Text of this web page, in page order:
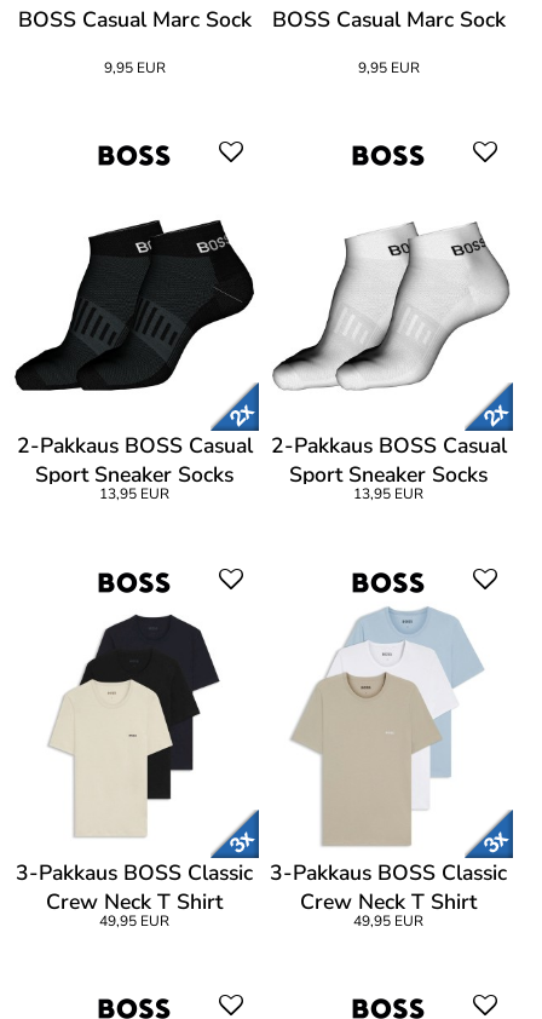
BOSS Casual Marc Sock
9,95 EUR
BOSS Casual Marc Sock
9,95 EUR
2-Pakkaus BOSS Casual
Sport Sneaker Socks
13,95 EUR
2-Pakkaus BOSS Casual
Sport Sneaker Socks
13,95 EUR
3-Pakkaus BOSS Classic
Crew Neck T Shirt
49,95 EUR
3-Pakkaus BOSS Classic
Crew Neck T Shirt
49,95 EUR